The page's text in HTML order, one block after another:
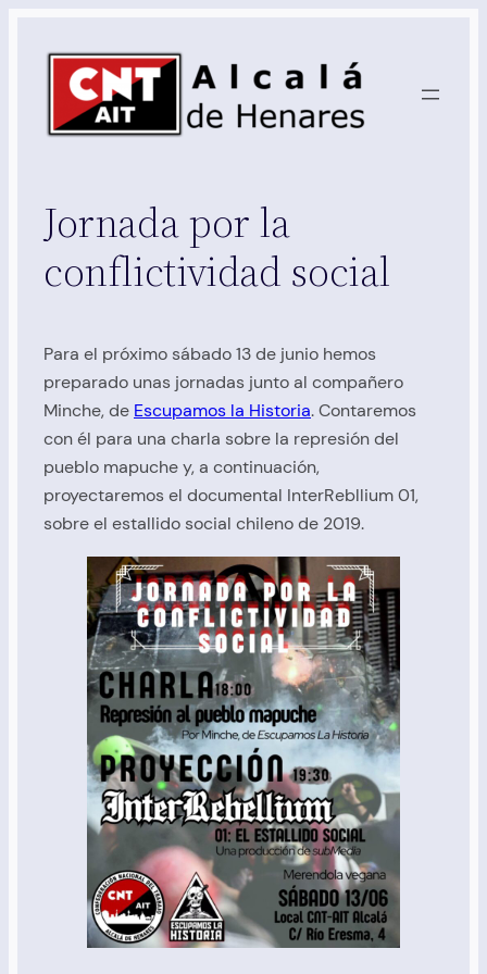
contenido
Jornada por la
conflictividad social
Para el próximo sábado 13 de junio hemos
preparado unas jornadas junto al compañero
Minche, de Escupamos la Historia. Contaremos
con él para una charla sobre la represión del
pueblo mapuche y, a continuación,
proyectaremos el documental InterRebllium 01,
sobre el estallido social chileno de 2019.